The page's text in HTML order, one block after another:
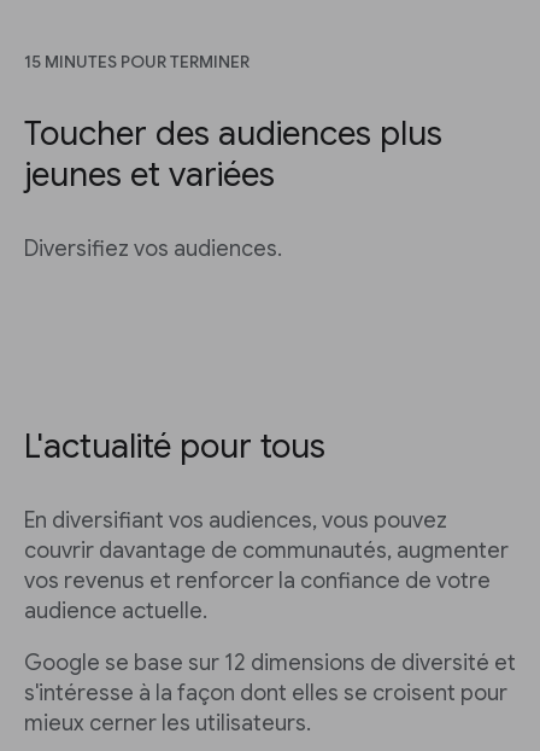
15 MINUTES POUR TERMINER
Toucher des audiences plus
jeunes et variées
Diversifiez vos audiences.
L'actualité pour tous
En diversifiant vos audiences, vous pouvez
couvrir davantage de communautés, augmenter
vos revenus et renforcer la confiance de votre
audience actuelle.
Google se base sur 12 dimensions de diversité et
s'intéresse à la façon dont elles se croisent pour
mieux cerner les utilisateurs.